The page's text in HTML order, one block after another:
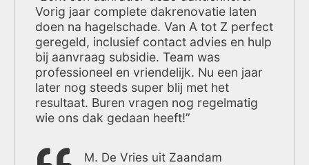
Vorig jaar complete dakrenovatie laten
doen na hagelschade. Van A tot Z perfect
geregeld, inclusief contact advies en hulp
bij aanvraag subsidie. Team was
professioneel en vriendelijk. Nu een jaar
later nog steeds super blij met het
resultaat. Buren vragen nog regelmatig
wie ons dak gedaan heeft!”
M. De Vries uit Zaandam